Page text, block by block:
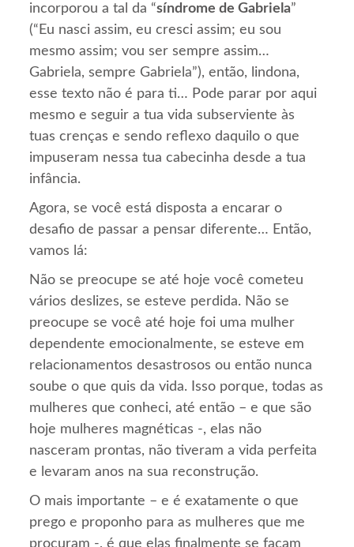
incorporou a tal da “síndrome de Gabriela”
(“Eu nasci assim, eu cresci assim; eu sou
mesmo assim; vou ser sempre assim…
Gabriela, sempre Gabriela”), então, lindona,
esse texto não é para ti… Pode parar por aqui
mesmo e seguir a tua vida subserviente às
tuas crenças e sendo reflexo daquilo o que
impuseram nessa tua cabecinha desde a tua
infância.
Agora, se você está disposta a encarar o
desafio de passar a pensar diferente… Então,
vamos lá:
Não se preocupe se até hoje você cometeu
vários deslizes, se esteve perdida. Não se
preocupe se você até hoje foi uma mulher
dependente emocionalmente, se esteve em
relacionamentos desastrosos ou então nunca
soube o que quis da vida. Isso porque, todas as
mulheres que conheci, até então – e que são
hoje mulheres magnéticas -, elas não
nasceram prontas, não tiveram a vida perfeita
e levaram anos na sua reconstrução.
O mais importante – e é exatamente o que
prego e proponho para as mulheres que me
procuram -, é que elas finalmente se façam